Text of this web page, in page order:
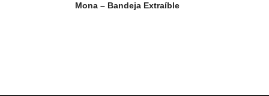
Mona – Bandeja Extraíble